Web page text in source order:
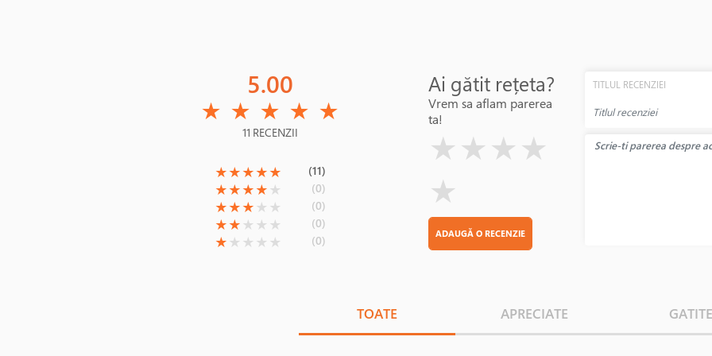
5.00
★ ★ ★ ★ ★
11 RECENZII
(*)
★(*)
★(*)
★(*)
★(*)
★ (11)
(*)
★(*)
★(*)
★(*)
★ ( )
★ (0)
(*)
★(*)
★(*)
★ ( )
★ ( )
★ (0)
(*)
★(*)
★ ( )
★ ( )
★ ( )
★ (0)
(*)
★ ( )
★ ( )
★ ( )
★ ( )
★ (0)
Ai gătit rețeta?
Vrem sa aflam parerea
ta!
★ ★ ★ ★
★
ADAUGĂ O RECENZIE
TITLUL RECENZIEI
TOATE APRECIATE GATITE